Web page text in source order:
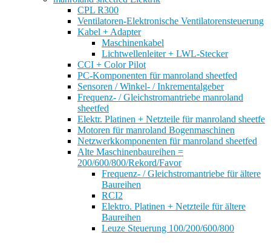
CPL R300
Ventilatoren-Elektronische Ventilatorensteuerung
Kabel + Adapter
Maschinenkabel
Lichtwellenleiter + LWL-Stecker
CCI + Color Pilot
PC-Komponenten für manroland sheetfed
Sensoren / Winkel- / Inkrementalgeber
Frequenz- / Gleichstromantriebe manroland
sheetfed
Elektr. Platinen + Netzteile für manroland sheetfe
Motoren für manroland Bogenmaschinen
Netzwerkkomponenten für manroland sheetfed
Alte Maschinenbaureihen =
200/600/800/Rekord/Favor
Frequenz- / Gleichstromantriebe für ältere
Baureihen
RCI2
Elektro. Platinen + Netzteile für ältere
Baureihen
Leuze Steuerung 100/200/600/800